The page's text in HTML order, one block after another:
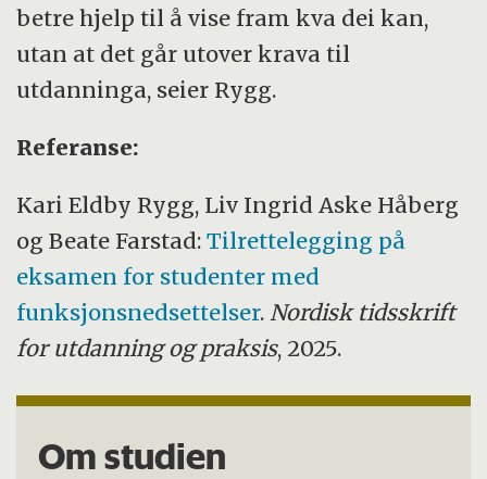
betre hjelp til å vise fram kva dei kan,
utan at det går utover krava til
utdanninga, seier Rygg.
Referanse:
Kari Eldby Rygg, Liv Ingrid Aske Håberg
og Beate Farstad:Tilrettelegging på
eksamen for studenter med
funksjonsnedsettelser.Nordisk tidsskrift
for utdanning og praksis, 2025.
Om studien